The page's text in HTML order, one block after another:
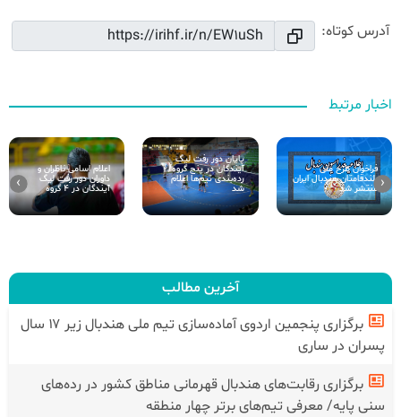
آدرس کوتاه:
اخبار مرتبط
فراخوان طرح ملی
بلند‌قامتان هندبال ایران
منتشر شد
پایان دور رفت لیگ
آیندگان در پنج گروه/
رده‌بندی تیم‌ها اعلام
شد
اعلام اسامی ناظران و
داوران دور رفت لیگ
آیندگان در 4 گروه
‹
›
آخرین مطالب
برگزاری پنجمین اردوی آماده‌سازی تیم ملی هندبال زیر ۱۷ سال
پسران در ساری
برگزاری رقابت‌های هندبال قهرمانی مناطق کشور در رده‌های
سنی پایه/ معرفی تیم‌های برتر چهار منطقه